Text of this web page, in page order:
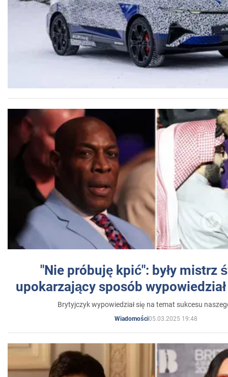
"Nie próbuję kpić": były mistrz
upokarzający sposób
Brytyjczyk wypowiedział się na temat sukcesu
Wiadomości05.03.2025 19:48